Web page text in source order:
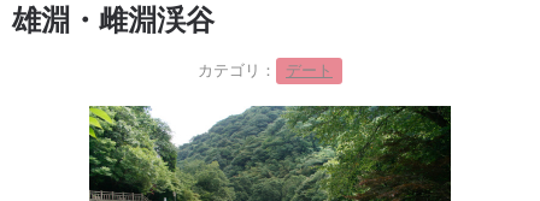
雄淵・雌淵渓谷
カテゴリ： デート